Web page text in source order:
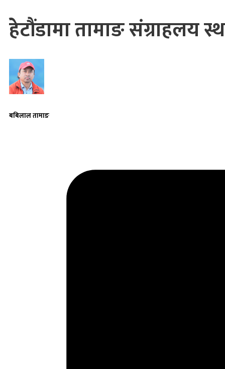
हेटौंडामा तामाङ संग्राहलय
बबिलाल तामाङ